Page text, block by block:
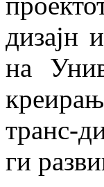
дизајн
на
транс-
ги